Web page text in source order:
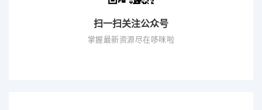
扫一扫关注公众号
掌握最新资源尽在哆咪啦